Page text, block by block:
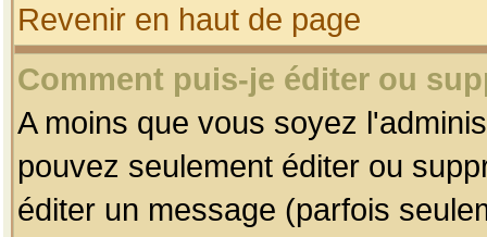
Revenir en haut de page
Comment puis-je éditer ou
A moins que vous soyez
pouvez seulement éditer ou
éditer un message (parfois